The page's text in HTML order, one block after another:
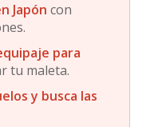
Japón con
para
tu maleta.
y busca las